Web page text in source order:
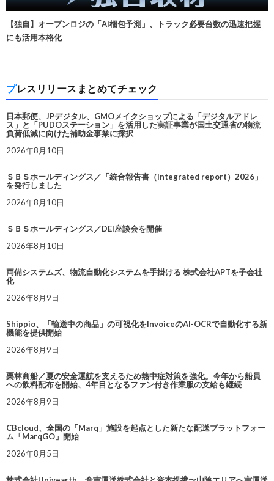
【独自】オープンロジの「AI梱包予測」、トラック必要台数の迅速把握
にも活用本格化
プレスリリースまとめてチェック
日本郵便、JPデジタル、GMOメイクショップによる「デジタルアドレ
ス」と「PUDOステーション」を活用した実証事業が国土交通省の物流
負荷低減に向けた補助金事業に採択
2026年8月10日
ＳＢＳホールディングス／「統合報告書（Integrated report）2026」
を発行しました
2026年8月10日
ＳＢＳホールディングス／DEI座談会を開催
2026年8月10日
両備システムズ、物流自動化システムを手掛ける 株式会社APTを子会社
化
2026年8月9日
Shippio、「輸送中の商品」の可視化をInvoiceのAI-OCRで自動化する新
機能を提供開始
2026年8月9日
栗林商船／夏の安全運航を支えるため熱中症対策を強化。今年から船員
への飲料配布を開始、4年目となるファン付き作業服の支給も継続
2026年8月9日
CBcloud、全国の「Marq」施設を起点とした新たな配送プラットフォー
ム「MarqGO」開始
2026年8月5日